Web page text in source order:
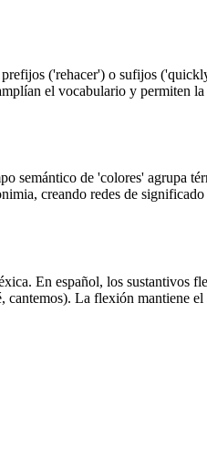
('rehacer') o sufijos
el vocabulario y permiten
semántico de 'colores' agrupa
creando redes de
En español, los sustantivos
La flexión mantiene